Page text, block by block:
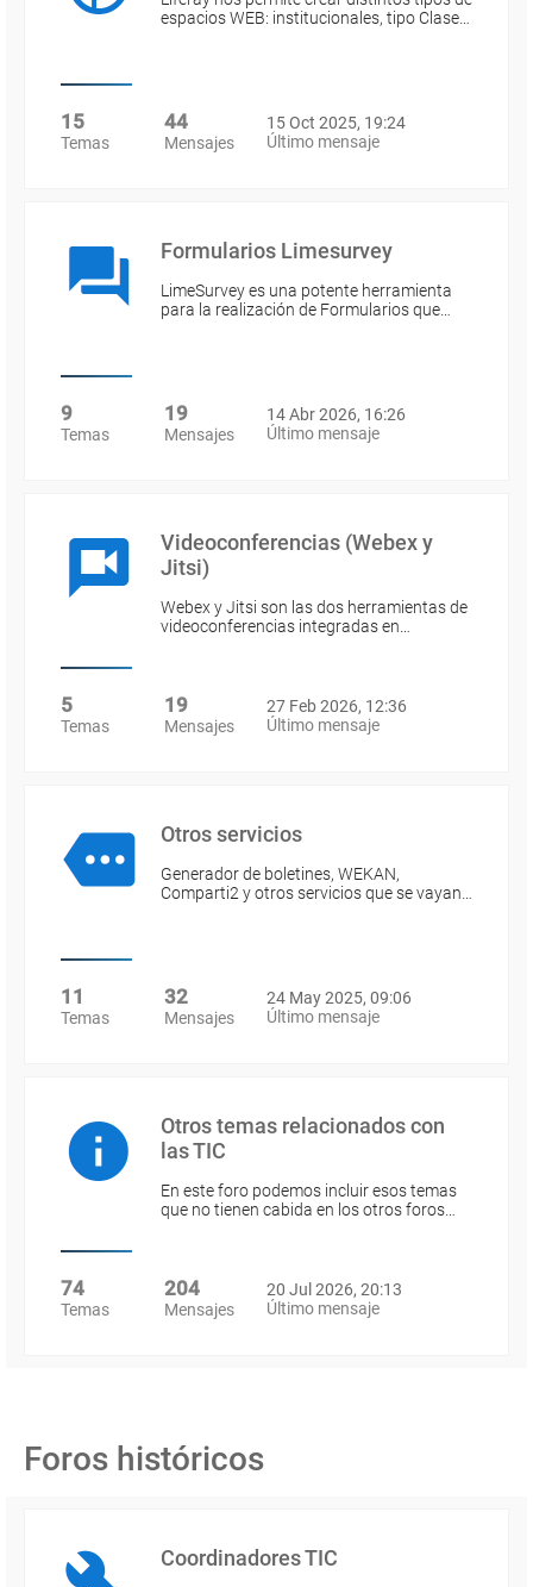
espacios WEB: institucionales, tipo Clase…
15
Temas
44
Mensajes
15 Oct 2025, 19:24
Último mensaje
Formularios Limesurvey
LimeSurvey es una potente herramienta
para la realización de Formularios que…
9
Temas
19
Mensajes
14 Abr 2026, 16:26
Último mensaje
Videoconferencias (Webex y
Jitsi)
Webex y Jitsi son las dos herramientas de
videoconferencias integradas en…
5
Temas
19
Mensajes
27 Feb 2026, 12:36
Último mensaje
Otros servicios
Generador de boletines, WEKAN,
Comparti2 y otros servicios que se vayan…
11
Temas
32
Mensajes
24 May 2025, 09:06
Último mensaje
Otros temas relacionados con
las TIC
En este foro podemos incluir esos temas
que no tienen cabida en los otros foros…
74
Temas
204
Mensajes
20 Jul 2026, 20:13
Último mensaje
Foros históricos
Coordinadores TIC